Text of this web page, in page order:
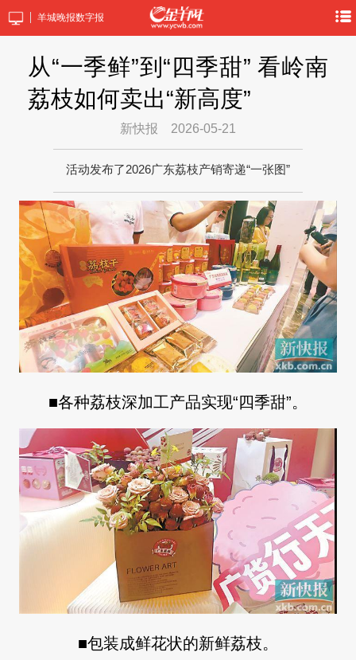
羊城晚报数字报
从“一季鲜”到“四季甜” 看岭南
荔枝如何卖出“新高度”
新快报 2026-05-21
活动发布了2026广东荔枝产销寄递“一张图”
■各种荔枝深加工产品实现“四季甜”。
■包装成鲜花状的新鲜荔枝。